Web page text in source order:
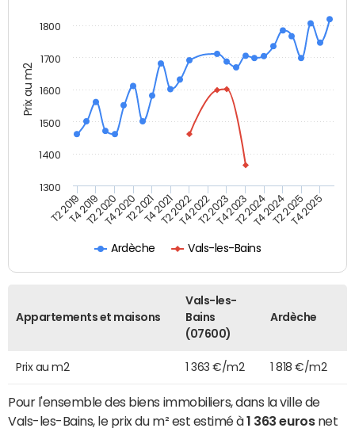
Prix au m2
Ardèche Vals-les-Bains
T2 2019T4 2019T2 2020T4 2020T2 2021T4 2021T2 2022T4 2022T2 2023T4 2023T2 2024T4 2024T2 2025T4 2025
1300
1400
1500
1600
1700
1800
Appartements et maisons
Vals-les-
Bains
(07600)
Ardèche
Prix au m2 1 363 €/m2 1 818 €/m2
Pour l'ensemble des biens immobiliers, dans la ville de
Vals-les-Bains, le prix du m² est estimé à1 363 eurosnet